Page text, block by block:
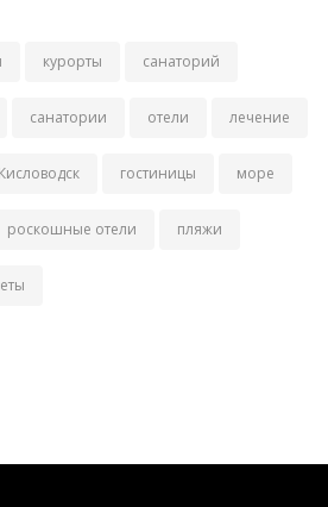
курорты санаторий
санатории отели лечение
Кисловодск гостиницы море
роскошные отели пляжи